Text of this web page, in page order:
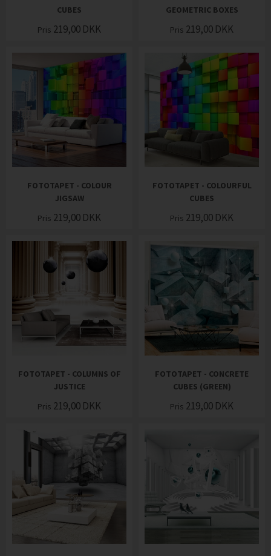
CUBES
Pris 219,00 DKK
GEOMETRIC BOXES
Pris 219,00 DKK
FOTOTAPET - COLOUR
JIGSAW
Pris 219,00 DKK
FOTOTAPET - COLOURFUL
CUBES
Pris 219,00 DKK
FOTOTAPET - COLUMNS OF
JUSTICE
Pris 219,00 DKK
FOTOTAPET - CONCRETE
CUBES (GREEN)
Pris 219,00 DKK